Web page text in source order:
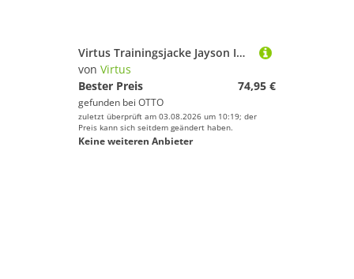
Virtus Trainingsjacke Jayson Im Anorak-Design mit Stretchfunktion
von Virtus
Bester Preis
74,95 €
gefunden bei OTTO
zuletzt überprüft am 03.08.2026 um 10:19; der
Preis kann sich seitdem geändert haben.
Keine weiteren Anbieter